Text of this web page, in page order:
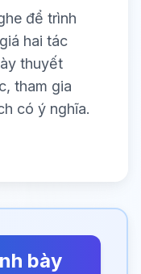
để trình
hai tác
thuyết
tham gia
có ý nghĩa.
bày